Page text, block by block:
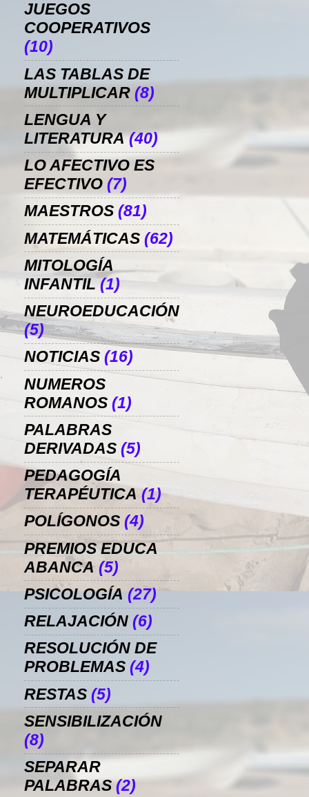
JUEGOS
COOPERATIVOS
(10)
LAS TABLAS DE
MULTIPLICAR (8)
LENGUA Y
LITERATURA (40)
LO AFECTIVO ES
EFECTIVO (7)
MAESTROS (81)
MATEMÁTICAS (62)
MITOLOGÍA
INFANTIL (1)
NEUROEDUCACIÓN
(5)
NOTICIAS (16)
NUMEROS
ROMANOS (1)
PALABRAS
DERIVADAS (5)
PEDAGOGÍA
TERAPÉUTICA (1)
POLÍGONOS (4)
PREMIOS EDUCA
ABANCA (5)
PSICOLOGÍA (27)
RELAJACIÓN (6)
RESOLUCIÓN DE
PROBLEMAS (4)
RESTAS (5)
SENSIBILIZACIÓN
(8)
SEPARAR
PALABRAS (2)